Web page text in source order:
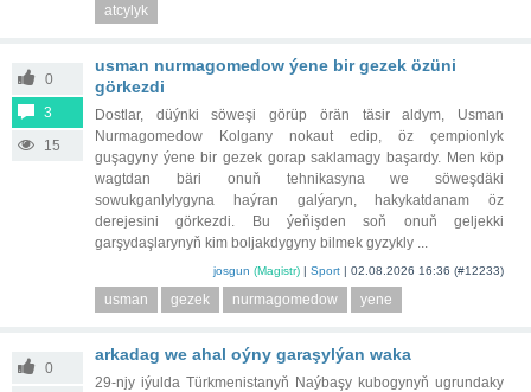
atcylyk
0
3
15
usman nurmagomedow ýene bir gezek özüni
görkezdi
Dostlar, düýnki söweşi görüp örän täsir aldym, Usman
Nurmagomedow Kolgany nokaut edip, öz çempionlyk
guşagyny ýene bir gezek gorap saklamagy başardy. Men köp
wagtdan bäri onuň tehnikasyna we söweşdäki
sowukganlylygyna haýran galýaryn, hakykatdanam öz
derejesini görkezdi. Bu ýeňişden soň onuň geljekki
garşydaşlarynyň kim boljakdygyny bilmek gyzykly ...
josgun (Magistr) |Sport | 02.08.2026 16:36 (#12233)
usman gezek nurmagomedow yene
0
arkadag we ahal oýny garaşylýan waka
29-njy iýulda Türkmenistanyň Naýbaşy kubogynyň ugrundaky